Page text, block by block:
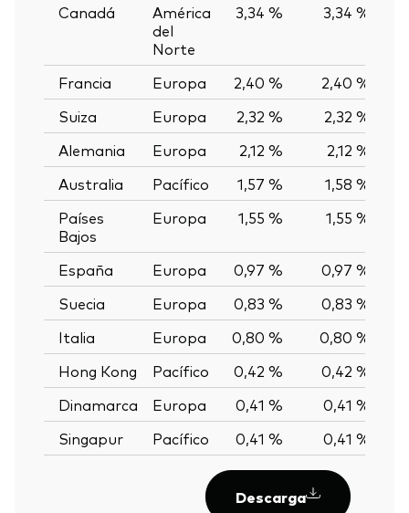
Canadá
América
del
Norte
3,34 % 3,34 %
Francia Europa 2,40 % 2,40 %
Suiza
Europa 2,32 % 2,32 %
Alemania
Europa 2,12 % 2,12 %
Australia
Pacífico 1,57 % 1,58 %
Países
Bajos
Europa 1,55 % 1,55 %
España Europa 0,97 % 0,97 %
Suecia
Europa 0,83 % 0,83 %
Italia
Europa 0,80 % 0,80 %
Hong Kong
Pacífico 0,42 % 0,42 %
Dinamarca
Europa 0,41 % 0,41 %
Singapur
Pacífico 0,41 % 0,41 %
Descarga